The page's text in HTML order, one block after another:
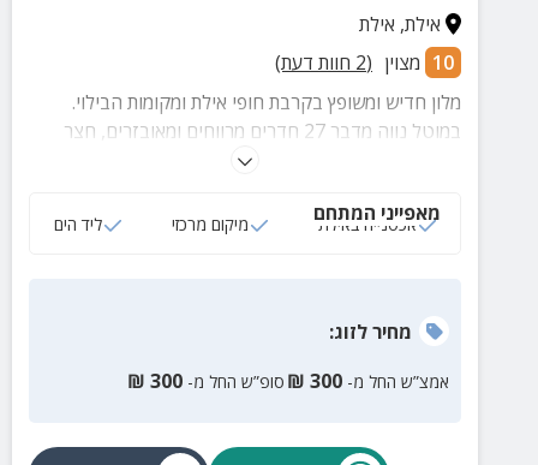
אילת, אילת
10 מצוין (
2 חוות דעת)
מלון חדיש ומשופץ בקרבת חופי אילת ומקומות הבילוי.
במוטל נווה מדבר 27 חדרים מרווחים ומאובזרים, חצר
משותפת, לובי גדול ואירוח באווירה משפחתית.
מאפייני המתחם
אכסנייה באילת מיקום מרכזי ליד הים
מחירלזוג:
אמצ”ש החל מ- 300
₪ סופ”ש החל מ- 300
₪